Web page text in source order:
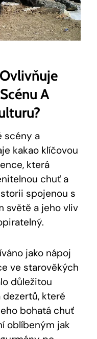
⁣a
scény a
kakao klíčovou
která
chuť a
spojenou s
světě a jeho vliv‍
⁤jako nápoj
ve starověkých
důležitou
které
⁢bohatá ⁣chuť
oblíbeným jak